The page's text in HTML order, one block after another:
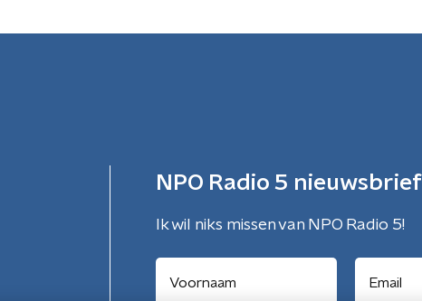
NPO Radio 5 nieuwsbrief
Ik wil niks missen van NPO Radio 5!